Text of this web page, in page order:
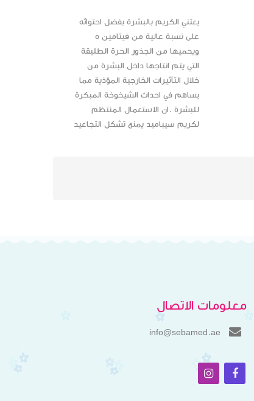
يعتني الكريم بالبشرة بفضل احتوائه
على نسبة عالية من فيتامين ه
ويحميها من الجذور الحرة الطليقة
التي يتم انتاجها داخل البشرة من
خلال التأثيرات الخارجية المؤذية مما
يساهم في احداث الشيخوخة المبكرة
للبشرة .ان الاستعمال المنتظم
لكريم سيباميد يمنع تشكل التجاعيد
معلومات الاتصال
info@sebamed.ae